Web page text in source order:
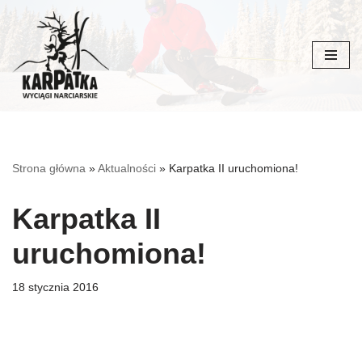
Przejdź
do
treści
Strona główna »Aktualności » Karpatka II uruchomiona!
Karpatka II
uruchomiona!
18 stycznia 2016